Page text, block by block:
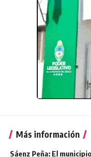
Más información
Sáenz Peña: El